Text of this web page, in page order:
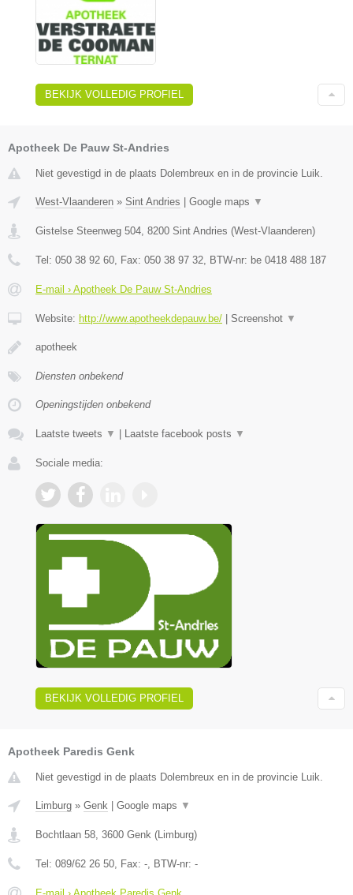
BEKIJK VOLLEDIG PROFIEL
Apotheek De Pauw St-Andries
Niet gevestigd in de plaats Dolembreux en in de provincie Luik.
West-Vlaanderen » Sint Andries Google maps ▼
Gistelse Steenweg 504, 8200 Sint Andries (West-Vlaanderen)
Tel: 050 38 92 60, Fax: 050 38 97 32, BTW-nr: be 0418 488 187
E-mail › Apotheek De Pauw St-Andries
Website: http://www.apotheekdepauw.be/ Screenshot ▼
apotheek
Diensten onbekend
Openingstijden onbekend
Laatste tweets ▼ Laatste facebook posts ▼
Sociale media:
BEKIJK VOLLEDIG PROFIEL
Apotheek Paredis Genk
Niet gevestigd in de plaats Dolembreux en in de provincie Luik.
Limburg » Genk Google maps ▼
Bochtlaan 58 3600 Genk ( Limburg)
Tel: 089/62 26 50 , Fax: - , BTW-nr: -